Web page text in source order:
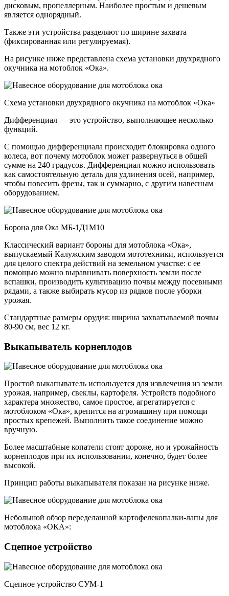
дисковым, пропеллерным. Наиболее простым и дешевым
является однорядный.
Также эти устройства разделяют по ширине захвата
(фиксированная или регулируемая).
На рисунке ниже представлена схема установки двухрядного
окучника на мотоблок «Ока».
Cхема установки двухрядного окучника на мотоблок «Ока»
Дифференциал — это устройство, выполняющее несколько
функций.
С помощью дифференциала происходит блокировка одного
колеса, вот почему мотоблок может развернуться в общей
сумме на 240 градусов. Дифференциал можно использовать
как самостоятельную деталь для удлинения осей, например,
чтобы повесить фрезы, так и суммарно, с другим навесным
оборудованием.
Борона для Ока МБ-1Д1М10
Классический вариант бороны для мотоблока «Ока»,
выпускаемый Калужским заводом мототехники, используется
для целого спектра действий на земельном участке: с ее
помощью можно выравнивать поверхность земли после
вспашки, производить культивацию почвы между посевными
рядами, а также выбирать мусор из рядков после уборки
урожая.
Стандартные размеры орудия: ширина захватываемой почвы
80-90 см, вес 12 кг.
Выкапыватель корнеплодов
Простой выкапыватель используется для извлечения из земли
урожая, например, свеклы, картофеля. Устройств подобного
характера множество, самое простое, агрегатируется с
мотоблоком «Ока», крепится на агромашину при помощи
простых крепежей. Выполнить такое соединение можно
вручную.
Более масштабные копатели стоят дороже, но и урожайность
корнеплодов при их использовании, конечно, будет более
высокой.
Принцип работы выкапывателя показан на рисунке ниже.
Небольшой обзор переделанной картофелекопалки-лапы для
мотоблока «ОКА»:
Сцепное устройство
Сцепное устройство СУМ-1